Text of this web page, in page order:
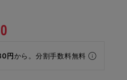
円から。分割手数料無料